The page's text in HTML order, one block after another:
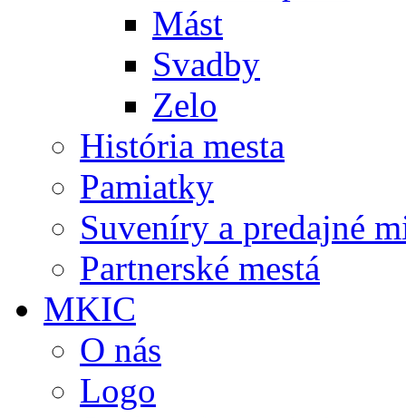
Mást
Svadby
Zelo
História mesta
Pamiatky
Suveníry a predajné
Partnerské mestá
MKIC
O nás
Logo